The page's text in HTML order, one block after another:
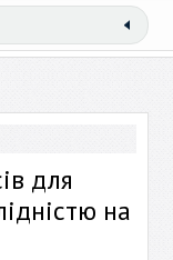
для
на